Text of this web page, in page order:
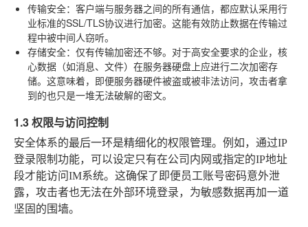
传输安全：客户端与服务器之间的所有通信，都应默认采用行
业标准的SSL/TLS协议进行加密。这能有效防止数据在传输过
程中被中间人窃听。
存储安全：仅有传输加密还不够。对于高安全要求的企业，核
心数据（如消息、文件）在服务器硬盘上应进行二次加密存
储。这意味着，即便服务器硬件被盗或被非法访问，攻击者拿
到的也只是一堆无法破解的密文。
1.3 权限与访问控制
安全体系的最后一环是精细化的权限管理。例如，通过IP
登录限制功能，可以设定只有在公司内网或指定的IP地址
段才能访问IM系统。这确保了即便员工账号密码意外泄
露，攻击者也无法在外部环境登录，为敏感数据再加一道
坚固的围墙。